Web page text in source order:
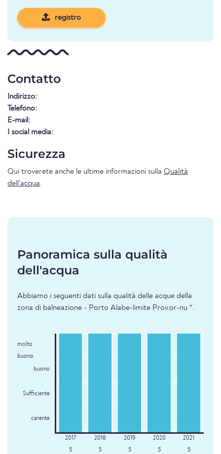
registro
Contatto
Indirizzo:
Telefono:
E-mail:
I social media:
Sicurezza
Qui troverete anche le ultime informazioni sulla Qualità
dell'acqua.
Panoramica sulla qualità
dell'acqua
Abbiamo i seguenti dati sulla qualità delle acque della
zona di balneazione - Porto Alabe-limite Prov.or-nu *.
molto
buono
buono
Sufficiente
carente
5 5 5 5 5